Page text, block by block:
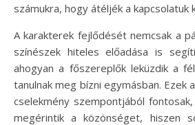
számukra, hogy átéljék a kapcsolatuk
A karakterek fejlődését nemcsak a
színészek hiteles előadása is
ahogyan a főszereplők leküzdik a
tanulnak meg bízni egymásban. Ezek
cselekmény szempontjából
megérintik a közönséget, hiszen